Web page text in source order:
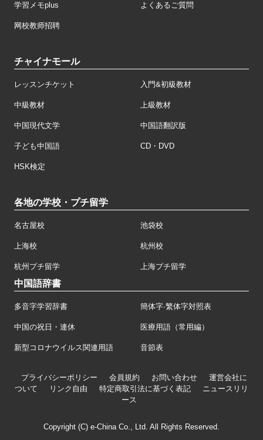
学習メモplus よくあるご質問
网校教师招聘
チャイナモール
レッスンチケット 入門&初級教材
中級教材 上級教材
中国現代文学 中国語翻訳版
子ども中国語 CD・DVD
HSK検定
各地の学校・プチ留学
名古屋校 池袋校
上海校 杭州校
杭州プチ留学 上海プチ留学
中国語辞書
多音字学習辞書 簡体字·繁体字対照表
中国の祝日・連休 医療用語（常用編）
新型コロナウイルス関連用語 音節表
プライバシーポリシー 会員規約 お問い合わせ
運営会社に
ついて
リンク自由 特定商取引法に基づく表記
ニュースリリ
ース
Copyright (C) e-China Co., Ltd. All Rights Reserved.